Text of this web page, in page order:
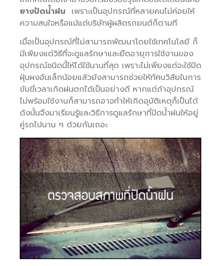
ยางปัดน้ำฝน เพราะเป็นอุปกรณ์ที่หลายคนไม่ค่อยให้
ความสนใจหรือแม้แต่บริษัทผู้ผลิตรถยนต์ก็ตามที
เมื่อเป็นอุปกรณ์ที่ไม่สามารถพัฒนาโดยใช้เทคโนโลยี ก็
มีเพียงแต่วิธีที่จะดูแลรักษาและยืดอายุการใช้งานของ
อุปกรณ์ชนิดนี้ให้ได้ใช้นานที่สุด เพราะไม่เพียงแต่จะใช้ปัด
ฝุ่นผงอันเล็กน้อยแล้วยังสามารถช่วยให้ทัศนวิสัยในการ
ขับขี่เวลาเกิดฝนตกได้เป็นอย่างดี หากแต่ถ้าอุปกรณ์
ไม่พร้อมใช้งานก็สามารถอาจทำให้เกิดอุบัติเหตุก็เป็นได้
ดังนั้นจึงมาเรียนรู้และวิธีการดูแลรักษาที่ปัดน้ำฝนให้อยู่
คู่รถไปนาน ๆ ด้วยกันเถอะ